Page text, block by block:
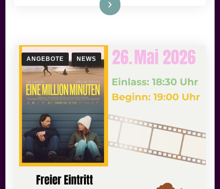
Weiterlesen
ANGEBOTE NEWS